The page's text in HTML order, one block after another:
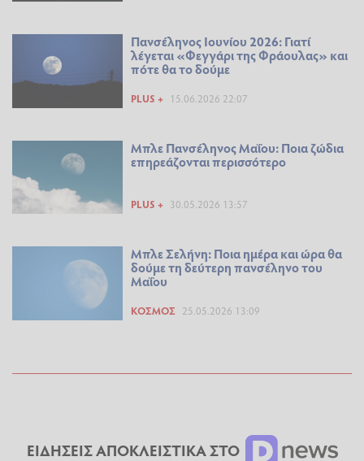
Πανσέληνος Ιουνίου 2026: Γιατί
λέγεται «Φεγγάρι της Φράουλας» και
πότε θα το δούμε
PLUS + 15.06.2026 22:07
Μπλε Πανσέληνος Μαΐου: Ποια ζώδια
επηρεάζονται περισσότερο
PLUS + 30.05.2026 13:57
Μπλε Σελήνη: Ποια ημέρα και ώρα θα
δούμε τη δεύτερη πανσέληνο του
Μαΐου
ΚΌΣΜΟΣ 25.05.2026 13:09
ΕΙΔΗΣΕΙΣ ΑΠΟΚΛΕΙΣΤΙΚΑ ΣΤΟ